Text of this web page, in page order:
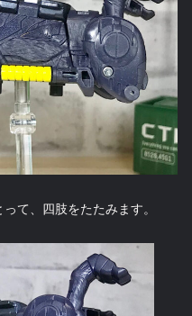
て、四肢をたたみます。